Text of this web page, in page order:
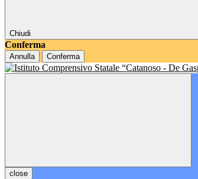
Chiudi
Conferma
Annulla Conferma
close